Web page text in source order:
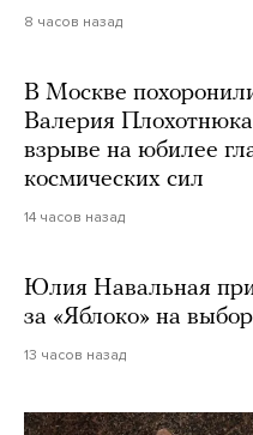
8 часов назад
В Москве
Валерия
взрыве на юбилее
космических сил
14 часов назад
Юлия Навальная
за «Яблоко» на
13 часов назад